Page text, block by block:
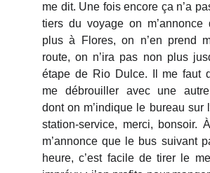
me dit. Une fois encore ça n’a
tiers du voyage on m’annonce
plus à Flores, on n’en prend
route, on n’ira pas non plus
étape de Rio Dulce. Il me faut
me débrouiller avec une
dont on m’indique le bureau sur
station-service, merci, bonsoir.
m’annonce que le bus suivant
heure, c’est facile de tirer le